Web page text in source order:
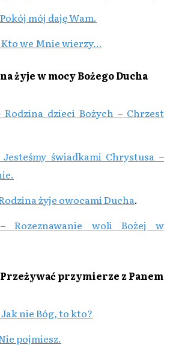
mój daję Wam.
Kto we Mnie wierzy…
żyje w mocy Bożego Ducha
Rodzina dzieci Bożych – Chrzest
Jesteśmy świadkami Chrystusa –
Rodzina żyje owocami Ducha.
– Rozeznawanie woli Bożej w
przymierze z Panem
Jak nie Bóg, to kto?
pojmiesz.